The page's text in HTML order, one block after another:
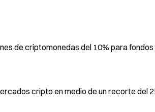
de criptomonedas del 10% para fondos
cripto en medio de un recorte del